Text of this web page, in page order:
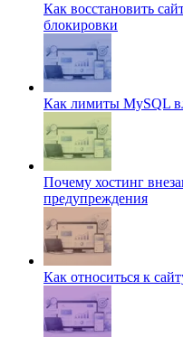
Как восстановить
блокировки
Как лимиты MySQL
Почему хостинг
предупреждения
Как относиться к